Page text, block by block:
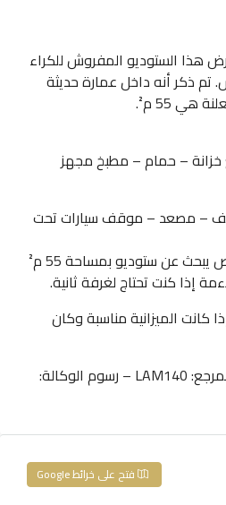
هذا الستوديو المفروش للكراء
ذكر أنه داخل عمارة حديثة
هي 55 م².
– حمام – مطبخ مجهز
– مصعد – موقف سيارات تحت
يناسب كراء مفروش لشخص يبحث عن ستوديو بمساحة 55 م²
إذا كنت تحتاج لغرفة ثانية.
كانت الميزانية مناسبة وكان
السعر: 6500.00 درهم – المرجع: LAM140 – رسوم الوكالة:
فتح على خرائط Google